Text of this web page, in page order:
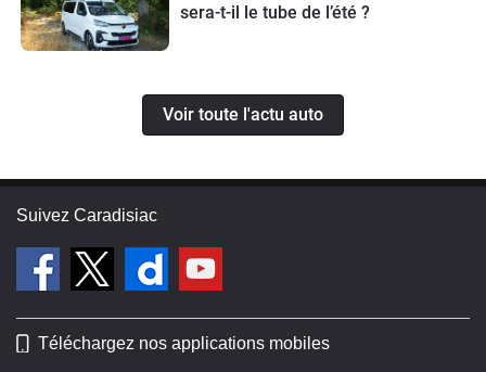
sera-t-il le tube de l’été ?
Voir toute l'actu auto
Suivez Caradisiac
Téléchargez nos applications mobiles